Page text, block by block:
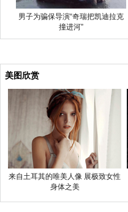
男子为骗保导演“奇瑞把凯迪拉克
撞进河”
美图欣赏
来自土耳其的唯美人像 展极致女性
身体之美